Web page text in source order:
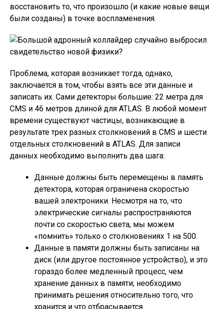
восстановить то, что произошло (и какие новые вещи
были созданы) в точке воспламенения.
Проблема, которая возникает тогда, однако,
заключается в том, чтобы взять все эти данные и
записать их. Сами детекторы большие: 22 метра для
CMS и 46 метров длиной для ATLAS. В любой момент
времени существуют частицы, возникающие в
результате трех разных столкновений в CMS и шести
отдельных столкновений в ATLAS. Для записи
данных необходимо выполнить два шага:
Данные должны быть перемещены в память
детектора, которая ограничена скоростью
вашей электроники. Несмотря на то, что
электрические сигналы распространяются
почти со скоростью света, мы можем
«помнить» только о столкновениях 1 на 500.
Данные в памяти должны быть записаны на
диск (или другое постоянное устройство), и это
гораздо более медленный процесс, чем
хранение данных в памяти; необходимо
принимать решения относительно того, что
хранится и что отбрасывается.